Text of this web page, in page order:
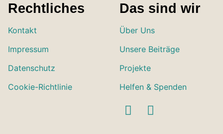
Rechtliches
Kontakt
Impressum
Datenschutz
Cookie-Richtlinie
Das sind wir
Über Uns
Unsere Beiträge
Projekte
Helfen & Spenden